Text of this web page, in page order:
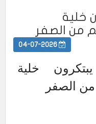
خلية
من الصفر
خلية
الصفر